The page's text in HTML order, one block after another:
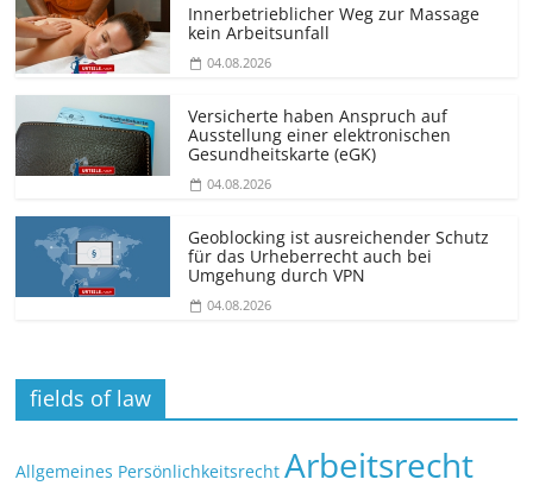
Innerbetrieblicher Weg zur Massage
kein Arbeitsunfall
04.08.2026
Versicherte haben Anspruch auf
Ausstellung einer elektronischen
Gesundheitskarte (eGK)
04.08.2026
Geoblocking ist ausreichender Schutz
für das Urheberrecht auch bei
Umgehung durch VPN
04.08.2026
fields of law
Allgemeines Persönlichkeitsrecht Arbeitsrecht